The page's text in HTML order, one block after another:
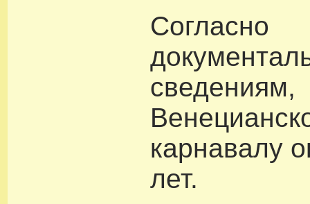
Согласно
сведениям,
карнавалу
лет.